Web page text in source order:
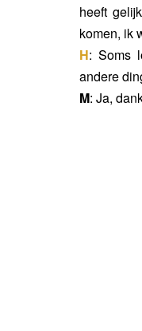
heeft
komen, ik
H: Soms
andere
M: Ja,